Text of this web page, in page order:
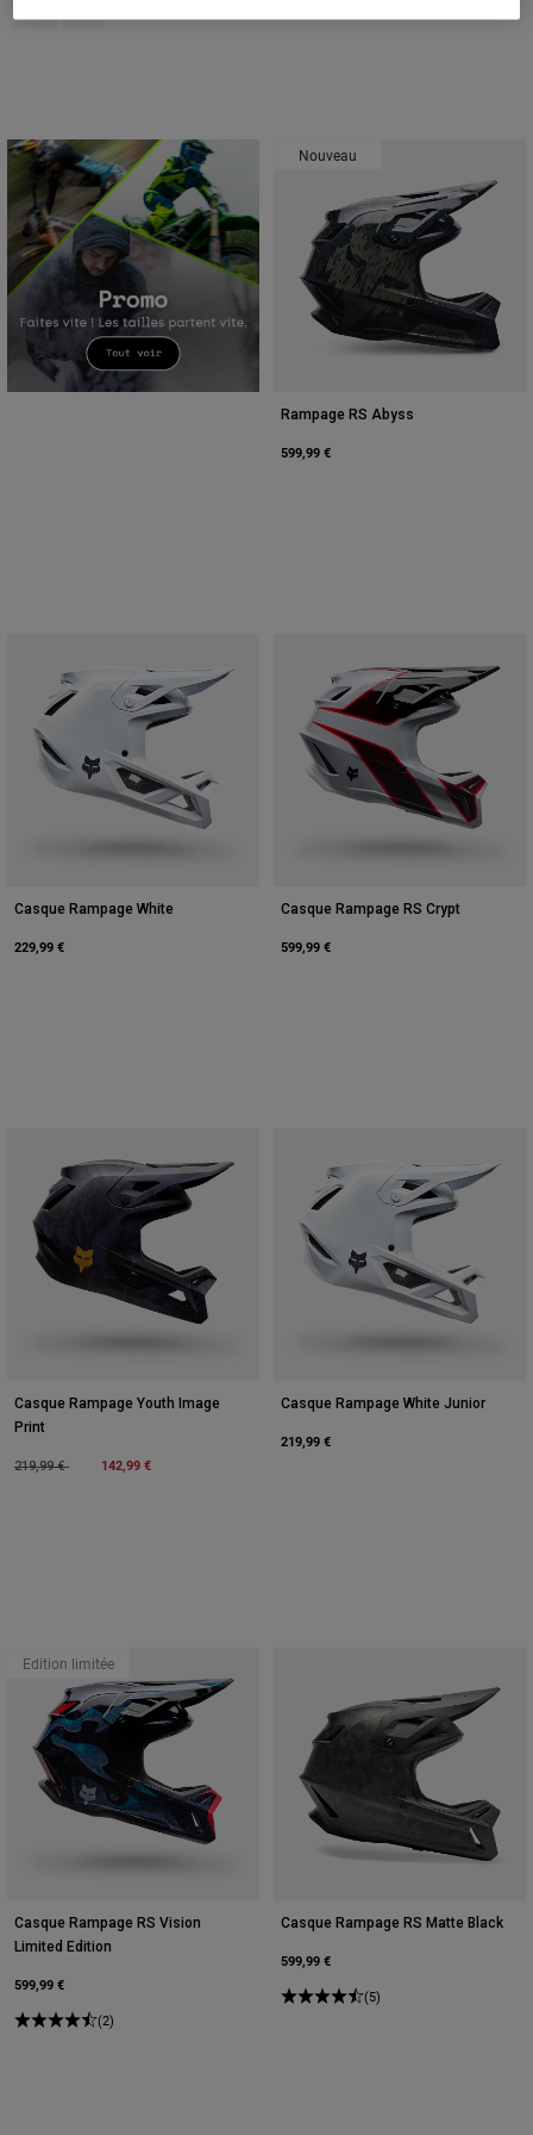
Accessoires
Chapeaux et Casquettes
Voir tout
Nouveau
Rampage RS Abyss
599,99 €
Casque Rampage White
229,99 €
Casque Rampage RS Crypt
599,99 €
Casque Rampage Youth Image
Print
Price reduced from
219,99 €to 142,99 €
Casque Rampage White Junior
219,99 €
Edition limitée
Casque Rampage RS Vision
Limited Edition
599,99 €
(2)
Casque Rampage RS Matte Black
599,99 €
(5)